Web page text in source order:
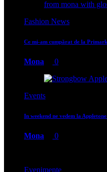
Fashion News
Ce mi-am cumpărat de la
Mona 0
Events
In weekend ne vedem la
Mona 0
Evenimente